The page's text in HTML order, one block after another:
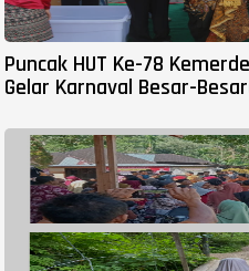
Puncak HUT Ke-78
Gelar Karnaval Besar-